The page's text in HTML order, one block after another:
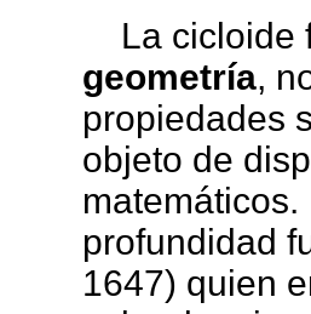
La cicloide
geometría,
propiedades
objeto de
profundidad
1647) quien